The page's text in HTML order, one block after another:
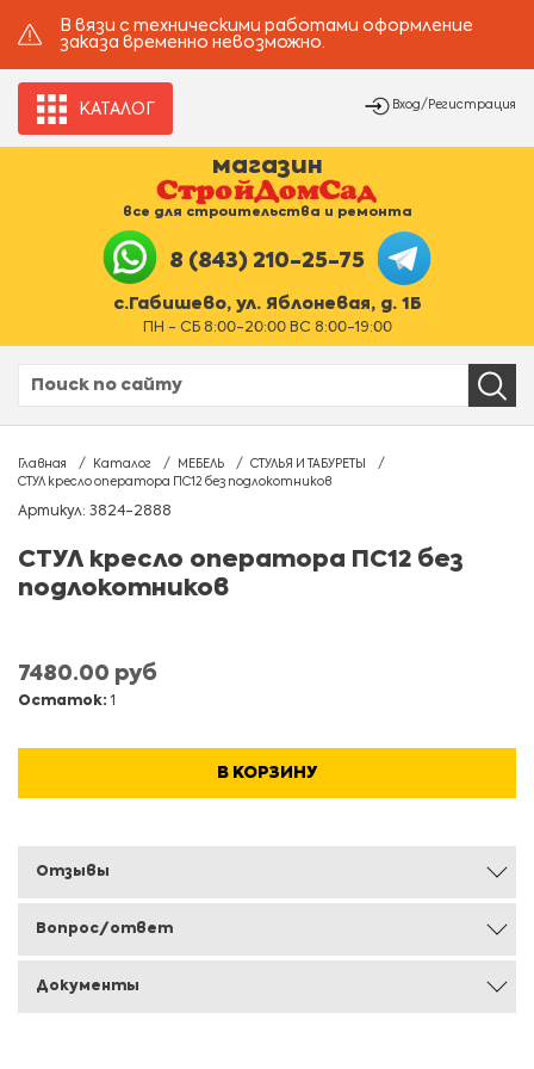
В вязи с техническими работами оформление
заказа временно невозможно.
КАТАЛОГ Вход/Регистрация
магазин
все для строительства и ремонта
8 (843) 210-25-75
с.Габишево, ул. Яблоневая, д. 1Б
ПН - СБ 8:00-20:00 ВС 8:00-19:00
Главная Каталог МЕБЕЛЬ
СТУЛЬЯ И ТАБУРЕТЫ
СТУЛ кресло оператора ПС12 без подлокотников
Артикул: 3824-2888
СТУЛ кресло оператора ПС12 без
подлокотников
7480.00 руб
Остаток: 1
В КОРЗИНУ
Отзывы
Вопрос/ответ
Документы